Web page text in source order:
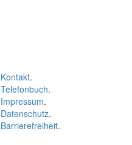
Kontakt.
Telefonbuch.
Impressum.
Datenschutz.
Barrierefreiheit.